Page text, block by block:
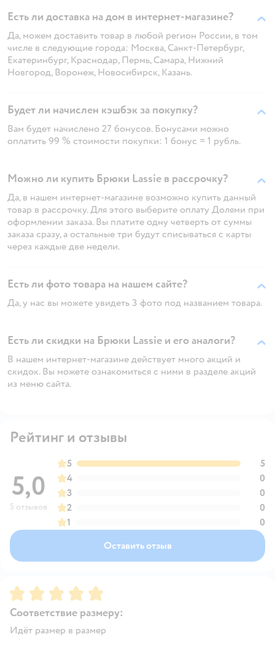
Есть ли доставка на дом в интернет-магазине?
Да, можем доставить товар в любой регион России, в том
числе в следующие города: Москва, Санкт-Петербург,
Екатеринбург, Краснодар, Пермь, Самара, Нижний
Новгород, Воронеж, Новосибирск, Казань.
Будет ли начислен кэшбэк за покупку?
Вам будет начислено 27 бонусов. Бонусами можно
оплатить 99 % стоимости покупки: 1 бонус = 1 рубль.
Можно ли купить Брюки Lassie в рассрочку?
Да, в нашем интернет-магазине возможно купить данный
товар в рассрочку. Для этого выберите оплату Долями при
оформлении заказа. Вы платите одну четверть от суммы
заказа сразу, а остальные три будут списываться с карты
через каждые две недели.
Есть ли фото товара на нашем сайте?
Да, у нас вы можете увидеть 3 фото под названием товара.
Есть ли скидки на Брюки Lassie и его аналоги?
В нашем интернет-магазине действует много акций и
скидок. Вы можете ознакомиться с ними в разделе акций
из меню сайта.
Рейтинг и отзывы
5,0
5 отзывов
5
5
4
0
3
0
2
0
1
0
Оставить отзыв
Рейтинг:5
Соответствие размеру:
Идёт размер в размер